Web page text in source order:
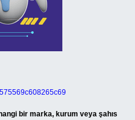
bir marka, kurum veya şahıs